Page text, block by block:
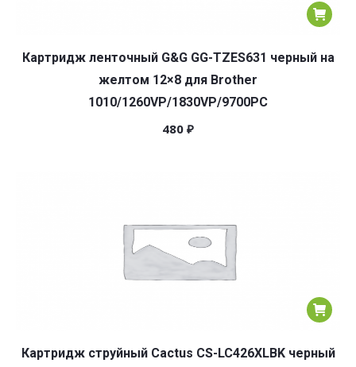
Картридж ленточный G&G GG-TZES631 черный на
желтом 12×8 для Brother
1010/1260VP/1830VP/9700PC
480 ₽
Картридж струйный Cactus CS-LC426XLBK черный